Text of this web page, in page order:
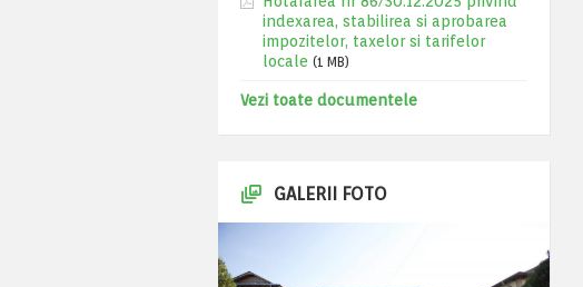
indexarea, stabilirea si aprobarea
impozitelor, taxelor si tarifelor
locale (1 MB)
Vezi toate documentele
GALERII FOTO